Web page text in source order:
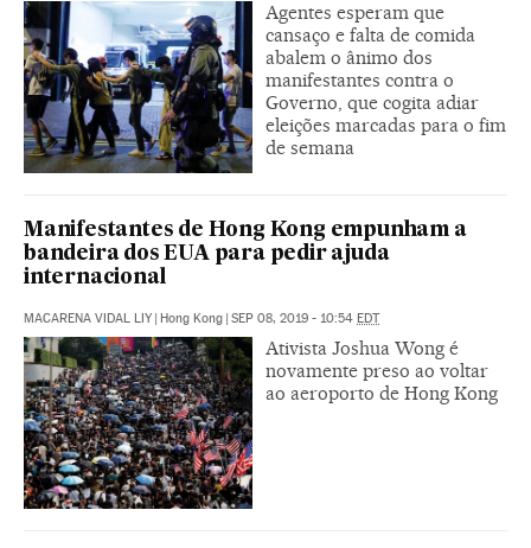
Agentes esperam que
cansaço e falta de comida
abalem o ânimo dos
manifestantes contra o
Governo, que cogita adiar
eleições marcadas para o fim
de semana
Manifestantes de Hong Kong empunham a
bandeira dos EUA para pedir ajuda
internacional
MACARENA VIDAL LIY | Hong Kong | SEP 08, 2019 - 10:54 EDT
Ativista Joshua Wong é
novamente preso ao voltar
ao aeroporto de Hong Kong